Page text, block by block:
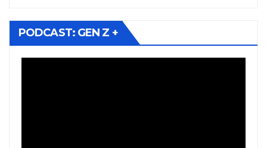
PODCAST: GEN Z +